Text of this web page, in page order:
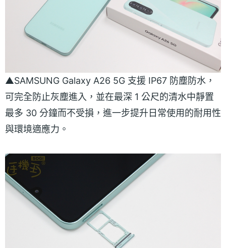
▲SAMSUNG Galaxy A26 5G 支援 IP67 防塵防水，
可完全防止灰塵進入，並在最深 1 公尺的清水中靜置
最多 30 分鐘而不受損，進一步提升日常使用的耐用性
與環境適應力。